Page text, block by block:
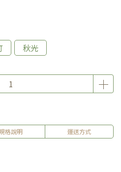
秋光
格說明 運送方式